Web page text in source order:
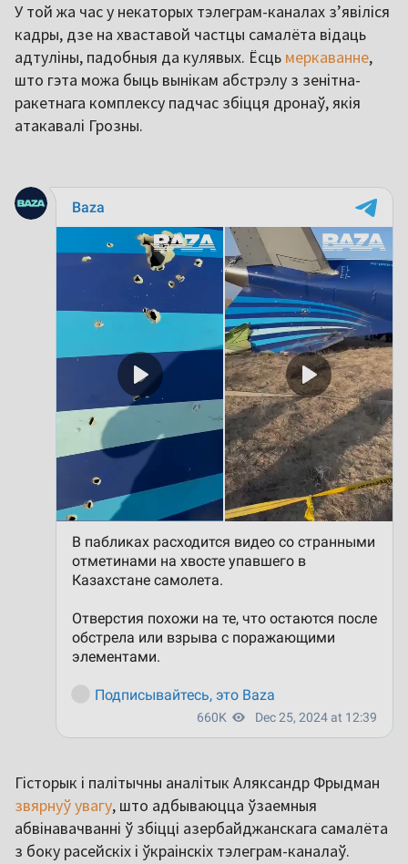
У той жа час у некаторых тэлеграм-каналах з’явіліся
кадры, дзе на хваставой частцы самалёта відаць
адтуліны, падобныя да кулявых. Ёсць меркаванне,
што гэта можа быць вынікам абстрэлу з зенітна-
ракетнага комплексу падчас збіцця дронаў, якія
атакавалі Грозны.
Гісторык і палітычны аналітык Аляксандр Фрыдман
звярнуў увагу, што адбываюцца ўзаемныя
абвінавачванні ў збіцці азербайджанскага самалёта
з боку расейскіх і ўкраінскіх тэлеграм-каналаў.